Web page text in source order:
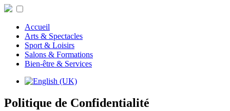
Accueil
Arts & Spectacles
Sport & Loisirs
Salons & Formations
Bien-être & Services
Politique de Confidentialité